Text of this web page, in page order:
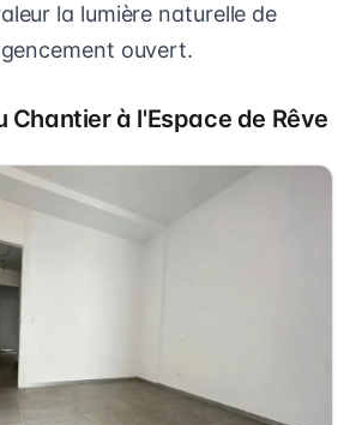
la lumière naturelle de
ouvert.
Chantier à l'Espace de Rêve